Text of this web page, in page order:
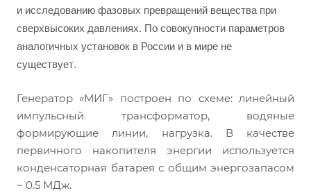
и исследованию фазовых превращений вещества при
сверхвысоких давлениях. По совокупности параметров
аналогичных установок в России и в мире не
существует.
Генератор «МИГ» построен по схеме: линейный
импульсный трансформатор, водяные
формирующие линии, нагрузка. В качестве
первичного накопителя энергии используется
конденсаторная батарея с общим энергозапасом
~ 0.5 МДж.